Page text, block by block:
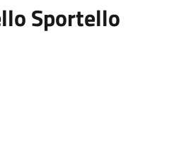
Sportello